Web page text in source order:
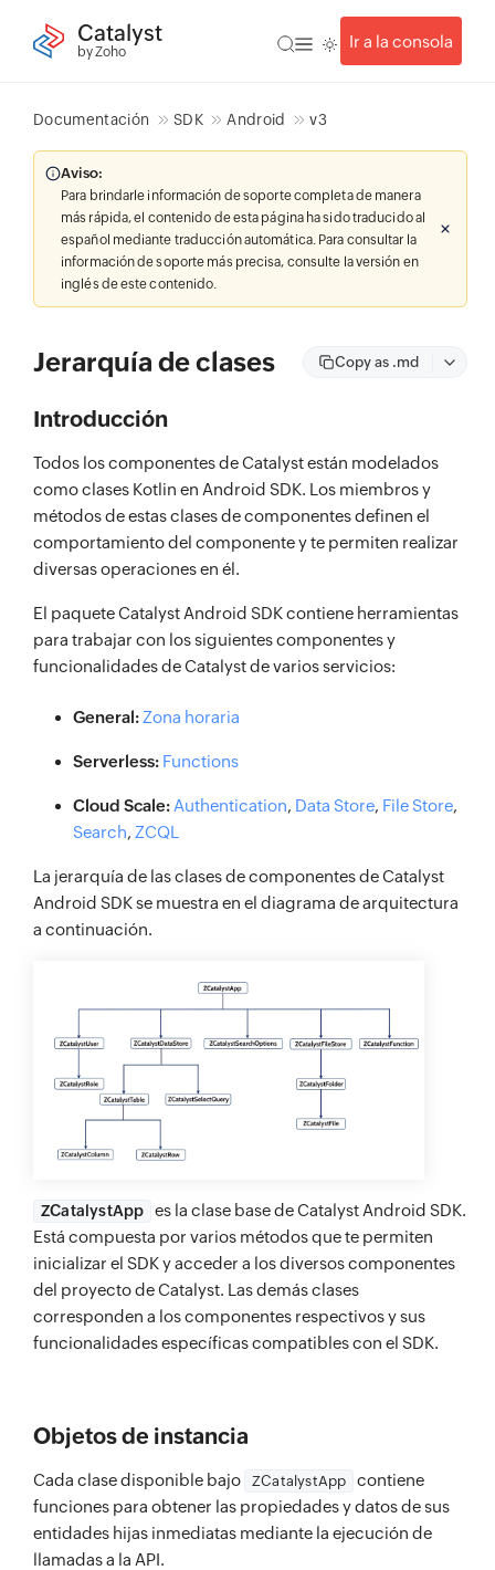
Catalyst
by Zoho
Ir a la consola
Documentación SDK Android v3
Aviso:
Para brindarle información de soporte completa de manera
más rápida, el contenido de esta página ha sido traducido al
español mediante traducción automática. Para consultar la
información de soporte más precisa, consulte la versión en
inglés de este contenido.
Jerarquía de clases Copy as .md
Introducción
Todos los componentes de Catalyst están modelados
como clases Kotlin en Android SDK. Los miembros y
métodos de estas clases de componentes definen el
comportamiento del componente y te permiten realizar
diversas operaciones en él.
El paquete Catalyst Android SDK contiene herramientas
para trabajar con los siguientes componentes y
funcionalidades de Catalyst de varios servicios:
General: Zona horaria
Serverless: Functions
Cloud Scale: Authentication, Data Store, File Store,
Search, ZCQL
La jerarquía de las clases de componentes de Catalyst
Android SDK se muestra en el diagrama de arquitectura
a continuación.
ZCatalystApp
es la clase base de Catalyst Android SDK.
Está compuesta por varios métodos que te permiten
inicializar el SDK y acceder a los diversos componentes
del proyecto de Catalyst. Las demás clases
corresponden a los componentes respectivos y sus
funcionalidades específicas compatibles con el SDK.
Objetos de instancia
Cada clase disponible bajo ZCatalystApp
contiene
funciones para obtener las propiedades y datos de sus
entidades hijas inmediatas mediante la ejecución de
llamadas a la API.